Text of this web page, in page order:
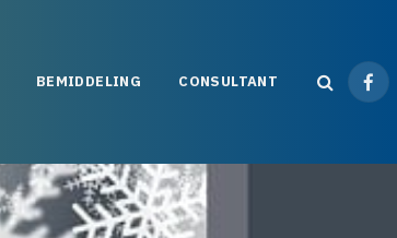
BEMIDDELING CONSULTANT